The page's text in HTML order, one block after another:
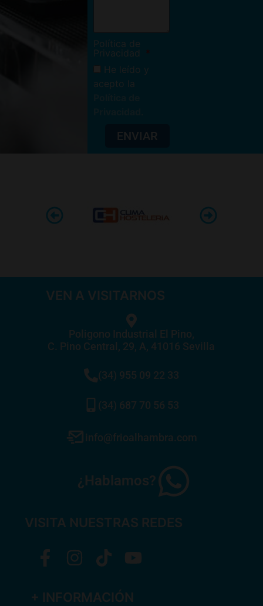
Política de
Privacidad
He leído y
acepto la
ENVIAR
VEN A VISITARNOS
Poligono Industrial El Pino,
C. Pino Central, 29, A, 41016 Sevilla
(34) 955 09 22 33
(34) 687 70 56 53
info@frioalhambra.com
¿Hablamos?
VISITA NUESTRAS REDES
+ INFORMACIÓN